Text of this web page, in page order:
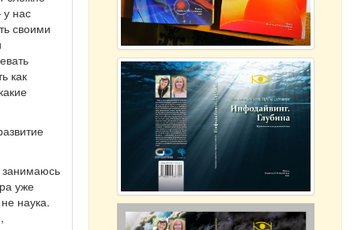
нас
своими
как
уже
наука.